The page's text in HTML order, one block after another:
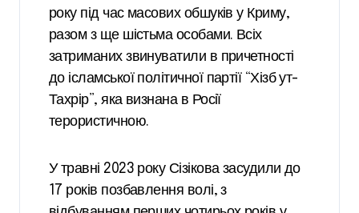
року під час масових обшуків у Криму,
разом з ще шістьма особами. Всіх
затриманих звинуватили в причетності
до ісламської політичної партії “Хізб ут-
Тахрір”, яка визнана в Росії
терористичною.
У травні 2023 року Сізікова засудили до
17 років позбавлення волі, з